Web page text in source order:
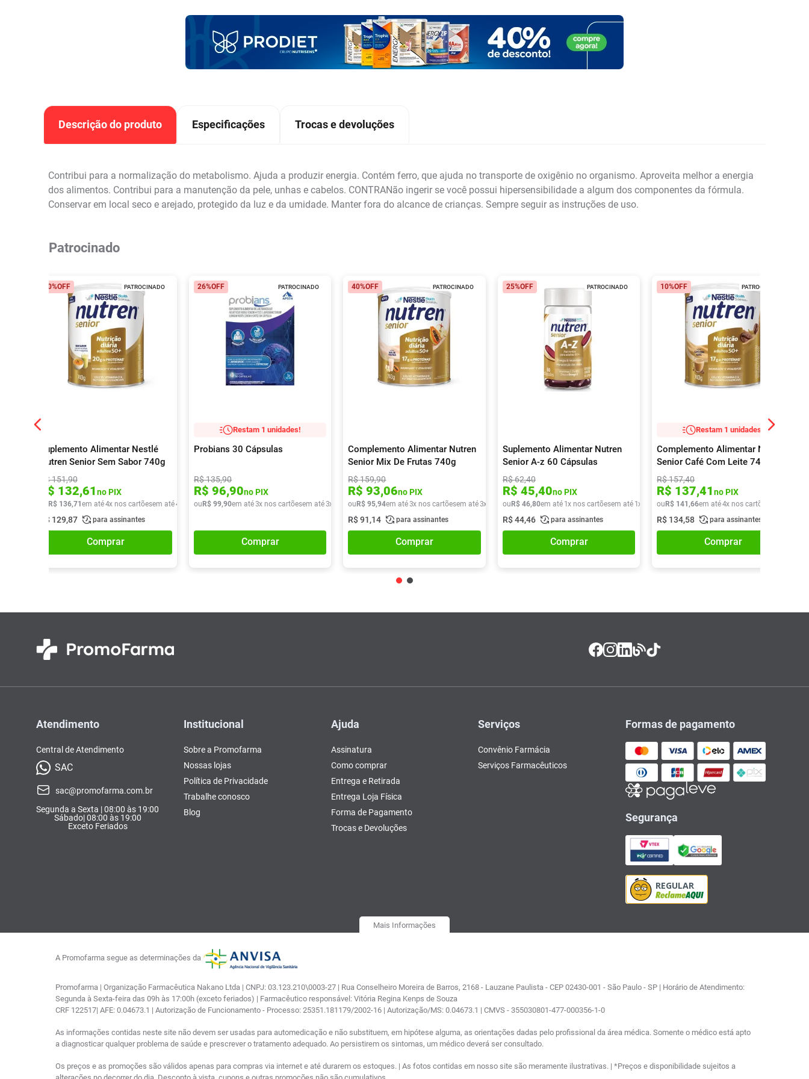
Descrição do produto Especificações Trocas e devoluções
Contribui para a normalização do metabolismo. Ajuda a produzir energia. Contém ferro, que ajuda no transporte de oxigênio no organismo. Aproveita melhor a energia
dos alimentos. Contribui para a manutenção da pele, unhas e cabelos. CONTRANão ingerir se você possui hipersensibilidade a algum dos componentes da fórmula.
Conservar em local seco e arejado, protegido da luz e da umidade. Manter fora do alcance de crianças. Sempre seguir as instruções de uso.
Patrocinado
PATROCINADO
10%OFF
Suplemento Alimentar Nestlé
Nutren Senior Sem Sabor 740g
R$151,90
R$ 132,61no PIX
R$ 136,71 em até4x nos cartõesem até4 R$ 34 ,17
R$ 129,87 para assinantes
Comprar
PATROCINADO
26%OFF
Restam 1 unidades!
Probians 30 Cápsulas
R$135,90
R$ 96,90no PIX
ou R$ 99,90em até3x nos cartõesem até3x de R$ 33,30
Comprar
PATROCINADO
40%OFF
Complemento Alimentar Nutren
Senior Mix De Frutas 740g
R$159,90
R$ 93,06no PIX
ou R$ 95,94em até3x nos cartõesem até3x de R$ 31,98
R$ 91,14 para assinantes
Comprar
PATROCINADO
25%OFF
Suplemento Alimentar Nutren
Senior A-z 60 Cápsulas
R$62,40
R$ 45,40no PIX
ou R$ 46,80em até 1x nos cartõesem até 1x de R$ 46,80
R$44,46 para assinantes
Comprar
PATROCINADO
10%OFF
Restam 1 unidades!
Complemento Alimentar Nutren
Senior Café Com Leite 740g
R$157,40
R$ 137,41no PIX
ou R$ 141 ,66em até4x nos cartões
R$ 134,58 para assinantes
Comprar
Atendimento
Central de Atendimento
SAC
sac@promofarma.com.br
Segunda a Sexta | 08:00 às 19:00
Sábado| 08:00 às 19:00
Exceto Feriados
Institucional
Sobre a Promofarma
Nossas lojas
Política de Privacidade
Trabalhe conosco
Blog
Ajuda
Assinatura
Como comprar
Entrega e Retirada
Entrega Loja Física
Forma de Pagamento
Trocas e Devoluções
Serviços
Convênio Farmácia
Serviços Farmacêuticos
Formas de pagamento
Segurança
Mais Informações
A Promofarma segue as determinações da
Promofarma | Organização Farmacêutica Nakano Ltda | CNPJ: 03.123.210\0003-27 | Rua Conselheiro Moreira de Barros, 2168 - Lauzane Paulista - CEP 02430-001 - São Paulo - SP | Horário de Atendimento:
Segunda à Sexta-feira das 09h às 17:00h (exceto feriados) | Farmacêutico responsável: Vitória Regina Kenps de Souza
CRF 122517| AFE: 0.04673.1 | Autorização de Funcionamento - Processo: 25351.181179/2002-16 | Autorização/MS: 0.04673.1 | CMVS - 355030801-477-000356-1-0
As informações contidas neste site não devem ser usadas para automedicação e não substituem, em hipótese alguma, as orientações dadas pelo profissional da área médica. Somente o médico está apto
a diagnosticar qualquer problema de saúde e prescrever o tratamento adequado. Ao persistirem os sintomas, um médico deverá ser consultado.
Os preços e as promoções são válidos apenas para compras via internet e até durarem os estoques. | As fotos contidas em nosso site são meramente ilustrativas. | *Preços e disponibilidade sujeitos a